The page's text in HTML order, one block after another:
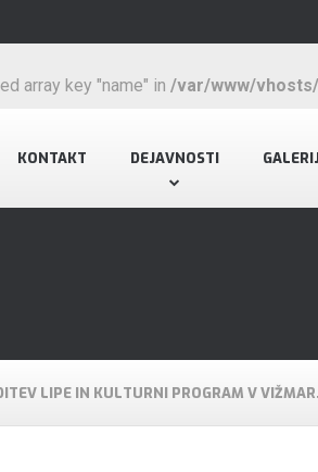
KONTAKT DEJAVNOSTI
array key "name" in /var/www/
LIPE IN KULTURNI PROGRAM V